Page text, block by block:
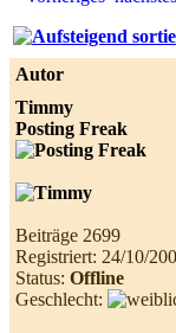
online
live
casino
reviews.
Autor
Timmy
Posting Freak
Beiträge 2699
Registriert: 24/10/
Status: Offline
Geschlecht: